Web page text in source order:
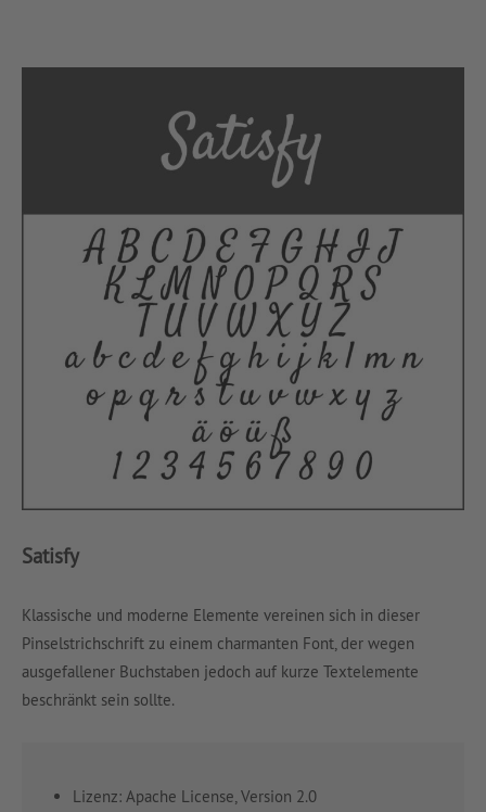
Satisfy
Klassische und moderne Elemente vereinen sich in dieser
Pinselstrichschrift zu einem charmanten Font, der wegen
ausgefallener Buchstaben jedoch auf kurze Textelemente
beschränkt sein sollte.
Lizenz: Apache License, Version 2.0